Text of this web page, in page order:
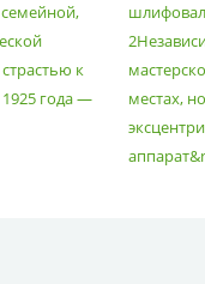
семейной,
к
года —
местах,